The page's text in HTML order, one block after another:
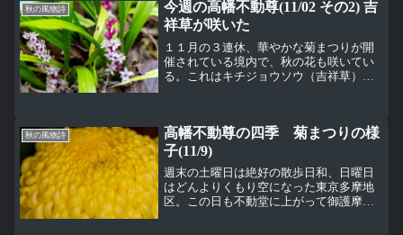
秋の風物詩
今週の高幡不動尊(11/02 その2) 吉
祥草が咲いた
１１月の３連休、華やかな菊まつりが開
催されている境内で、秋の花も咲いてい
る。これはキチジョウソウ（吉祥草）、
いていたりする。小さくて...
秋の風物詩
高幡不動尊の四季 菊まつりの様
子(11/9)
週末の土曜日は絶好の散歩日和、日曜日
はどんよりくもり空になった東京多摩地
区。この日も不動堂に上がって御護摩修